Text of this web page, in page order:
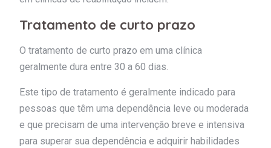
Tratamento de curto prazo
O tratamento de curto prazo em uma clínica
geralmente dura entre 30 a 60 dias.
Este tipo de tratamento é geralmente indicado para
pessoas que têm uma dependência leve ou moderada
e que precisam de uma intervenção breve e intensiva
para superar sua dependência e adquirir habilidades